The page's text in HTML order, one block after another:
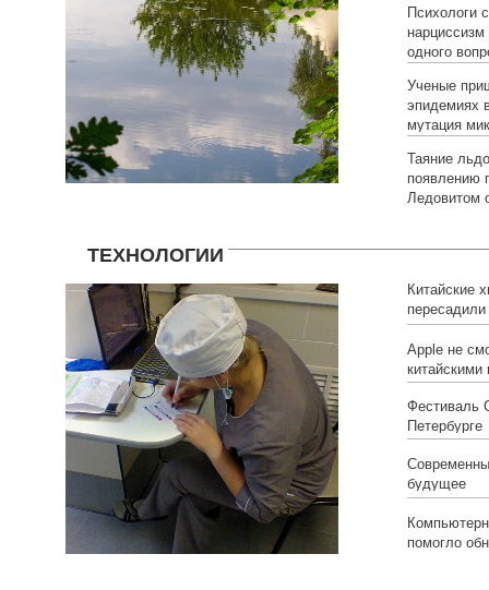
Психологи
одного
Ученые
эпидемиях
мутация
Таяние
появлению
Ледовитом
ТЕХНОЛОГИИ
Китайские
позвонки
Apple не
китайскими
Фестиваль
Петербурге
будущее
помогло